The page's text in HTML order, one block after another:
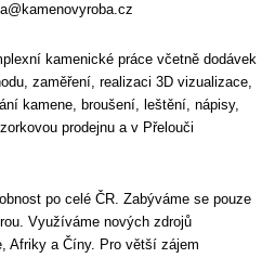
kamenické práce včetně dodávek
zaměření, realizaci 3D vizualizace,
kamene, broušení, leštění, nápisy,
prodejnu a v Přelouči
po celé ČR. Zabýváme se pouze
Využíváme nových zdrojů
Afriky a Číny. Pro větší zájem